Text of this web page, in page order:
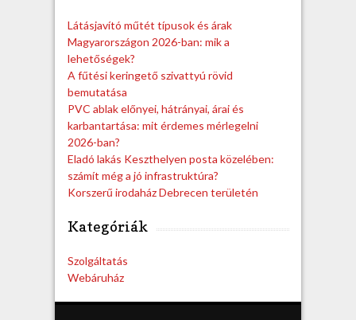
Látásjavító műtét típusok és árak
Magyarországon 2026-ban: mik a
lehetőségek?
A fűtési keringető szivattyú rövid
bemutatása
PVC ablak előnyei, hátrányai, árai és
karbantartása: mit érdemes mérlegelni
2026-ban?
Eladó lakás Keszthelyen posta közelében:
számít még a jó infrastruktúra?
Korszerű irodaház Debrecen területén
Kategóriák
Szolgáltatás
Webáruház